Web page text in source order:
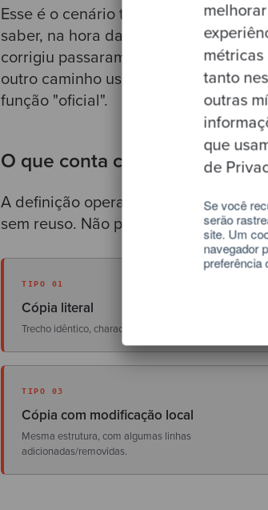
métricas
tanto
outras
que
de
Se você
serão
site. Um
navegador
preferência
Esse é o cenário típico de Code
saber, na hora da correção, que
corrigiu passaram. O
outro caminho usa lógica paralela,
função "oficial".
O que conta como duplicação
A definição operacional é direta:
sem reuso. Não precisa ser cópia
TIPO 01
Cópia literal
Trecho idêntico, character-by-character.
TIPO 03
Cópia com modificação local
Mesma estrutura, com algumas linhas
adicionadas/removidas.